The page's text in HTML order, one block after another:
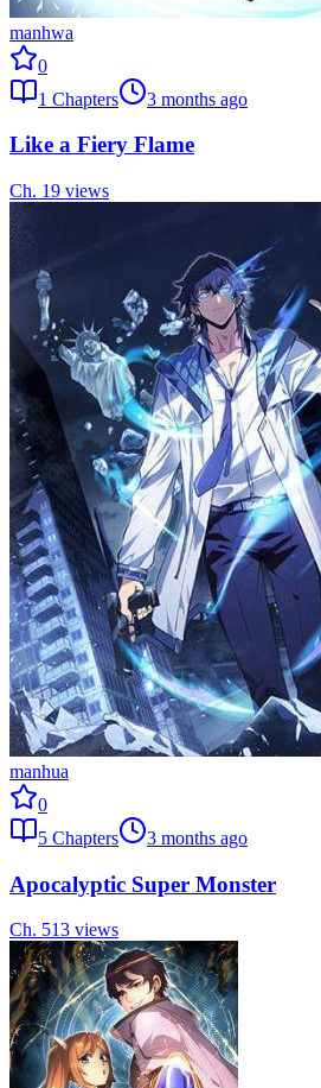
manhwa
0
1 Chapters 3 months ago
Like a Fiery Flame
Ch. 19 views
manhua
0
5 Chapters 3 months ago
Apocalyptic Super Monster
Ch. 513 views